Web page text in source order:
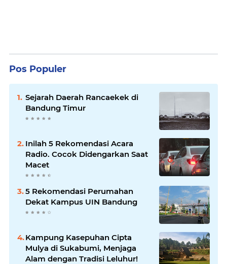
Pos Populer
Sejarah Daerah Rancaekek di
Bandung Timur
Inilah 5 Rekomendasi Acara
Radio. Cocok Didengarkan Saat
Macet
5 Rekomendasi Perumahan
Dekat Kampus UIN Bandung
Kampung Kasepuhan Cipta
Mulya di Sukabumi, Menjaga
Alam dengan Tradisi Leluhur!